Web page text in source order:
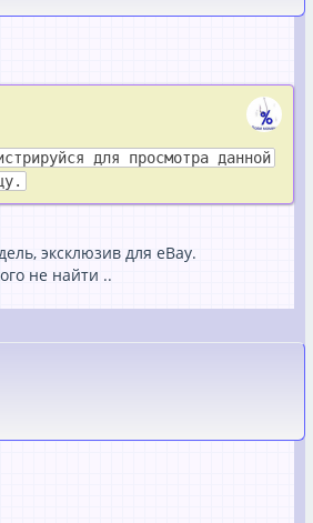
для просмотра данной
эксклюзив для eBay.
не найти ..